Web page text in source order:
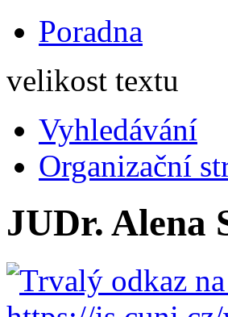
Poradna
velikost textu
Vyhledávání
Organizační
JUDr. Alena